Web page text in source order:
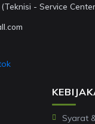
Syarat
- Service